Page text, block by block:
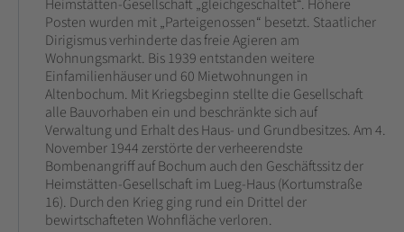
Heimstätten-Gesellschaft „gleichgeschaltet“. Höhere
Posten wurden mit „Parteigenossen“ besetzt. Staatlicher
Dirigismus verhinderte das freie Agieren am
Wohnungsmarkt. Bis 1939 entstanden weitere
Einfamilienhäuser und 60 Mietwohnungen in
Altenbochum. Mit Kriegsbeginn stellte die Gesellschaft
alle Bauvorhaben ein und beschränkte sich auf
Verwaltung und Erhalt des Haus- und Grundbesitzes. Am 4.
November 1944 zerstörte der verheerendste
Bombenangriff auf Bochum auch den Geschäftssitz der
Heimstätten-Gesellschaft im Lueg-Haus (Kortumstraße
16). Durch den Krieg ging rund ein Drittel der
bewirtschafteten Wohnfläche verloren.